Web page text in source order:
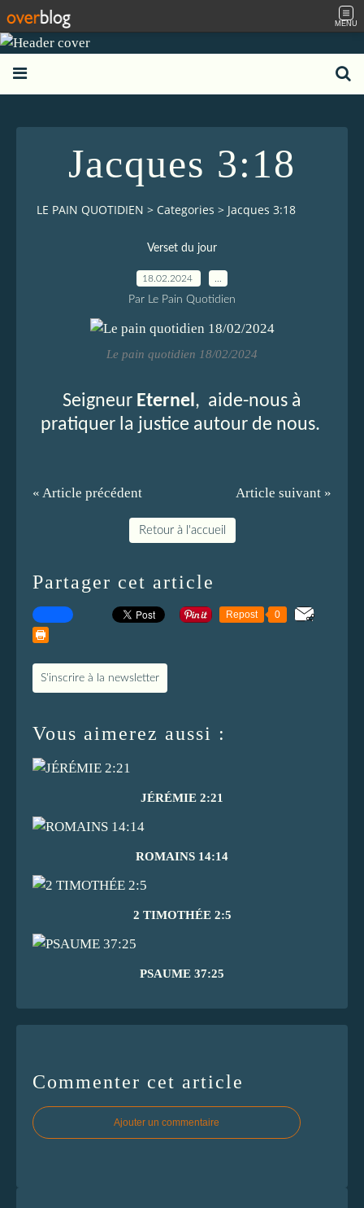
MENU
Jacques 3:18
LE PAIN QUOTIDIEN > Categories > Jacques 3:18
Verset du jour
18.02.2024
Par Le Pain Quotidien
Le pain quotidien 18/02/2024
Seigneur Eternel , aide-nous à
pratiquer la justice autour de nous.
« Article précédent Article suivant »
Retour à l'accueil
Partager cet article
Repost 0
S'inscrire à la newsletter
Vous aimerez aussi :
JÉRÉMIE 2:21
ROMAINS 14:14
2 TIMOTHÉE 2:5
PSAUME 37:25
Commenter cet article
Ajouter un commentaire